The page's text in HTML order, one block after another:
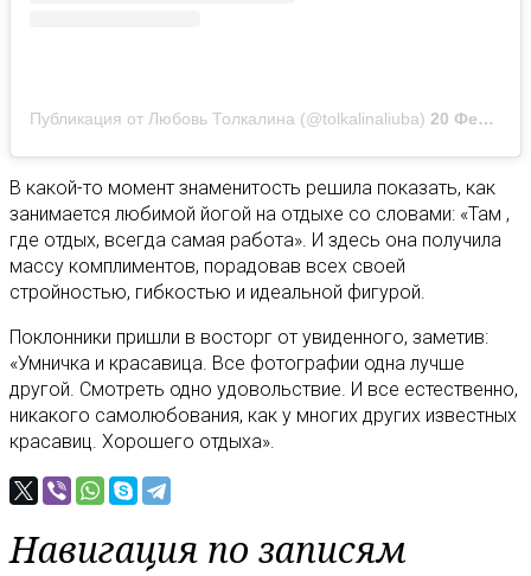
Публикация от Любовь Толкалина (@tolkalinaliuba) 20 Фев 2020 в 6:02 PST
В какой-то момент знаменитость решила показать, как
занимается любимой йогой на отдыхе со словами: «Там ,
где отдых, всегда самая работа». И здесь она получила
массу комплиментов, порадовав всех своей
стройностью, гибкостью и идеальной фигурой.
Поклонники пришли в восторг от увиденного, заметив:
«Умничка и красавица. Все фотографии одна лучше
другой. Смотреть одно удовольствие. И все естественно,
никакого самолюбования, как у многих других известных
красавиц. Хорошего отдыха».
Навигация по записям